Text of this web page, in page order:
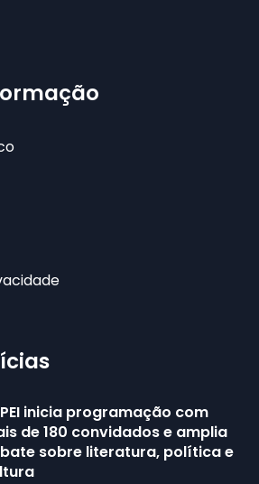
inicia programação com
de 180 convidados e amplia
sobre literatura, política e